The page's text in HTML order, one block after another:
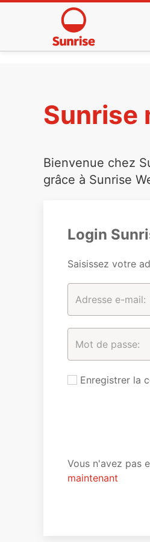
Sunrise
Bienvenue chez
grâce à Sunrise
Login
Saisissez votre
Enregistrer la
Vous n'avez pas
maintenant